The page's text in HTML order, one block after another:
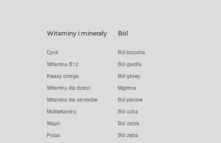
Witaminy i minerały
Cynk
Witamina B12
Kwasy omega
Witaminy dla dzieci
Witaminy dla seniorów
Multiwitaminy
Wapń
Potas
Ból
Ból brzucha
Ból gardła
Ból głowy
Migrena
Ból pleców
Ból ucha
Ból zatok
Ból zęba